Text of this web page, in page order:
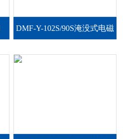
DMF-Y-102S/90S淹没式电磁